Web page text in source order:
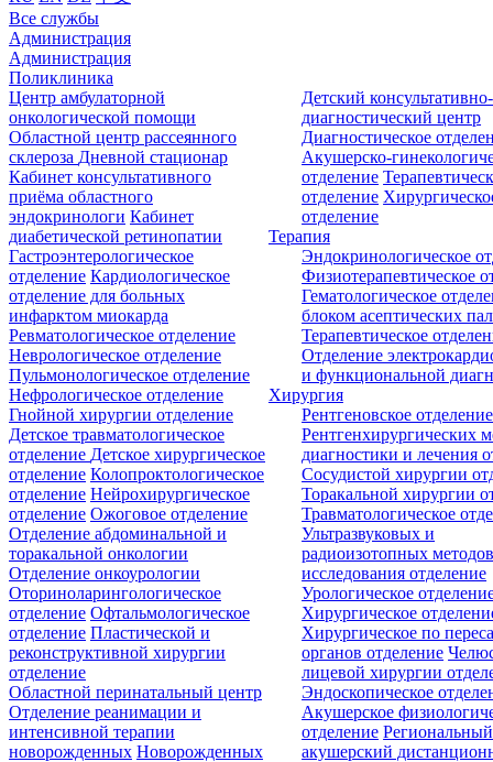
Все службы
Администрация
Администрация
Поликлиника
Центр амбулаторной
онкологической помощи
Областной центр рассеянного
склероза Дневной стационар
Кабинет консультативного
приёма областного
эндокринологи Кабинет
диабетической ретинопатии
Детский консультативно-
диагностический центр
Диагностическое
Акушерско-
отделение
отделение
отделение
Терапия
Гастроэнтерологическое
отделение Кардиологическое
отделение для больных
инфарктом миокарда
Ревматологическое отделение
Неврологическое отделение
Пульмонологическое отделение
Нефрологическое отделение
Эндокринологическое
Физиотерапевтическое
Гематологическое
блоком асептических
Терапевтическое
Отделение
и функциональной
Хирургия
Гнойной хирургии отделение
Детское травматологическое
отделение Детское хирургическое
отделение Колопроктологическое
отделение Нейрохирургическое
отделение Ожоговое отделение
Отделение абдоминальной и
торакальной онкологии
Отделение онкоурологии
Оториноларингологическое
отделение Офтальмологическое
отделение Пластической и
реконструктивной хирургии
отделение
Рентгеновское отделение
Рентгенхирургических
диагностики и лечения
Сосудистой хирургии
Торакальной хирургии
Травматологическое
Ультразвуковых и
радиоизотопных
исследования отделение
Урологическое
Хирургическое
Хирургическое по
органов отделение
лицевой хирургии
Эндоскопическое
Областной перинатальный центр
Отделение реанимации и
интенсивной терапии
новорожденных Новорожденных
Акушерское
отделение Региональный
акушерский